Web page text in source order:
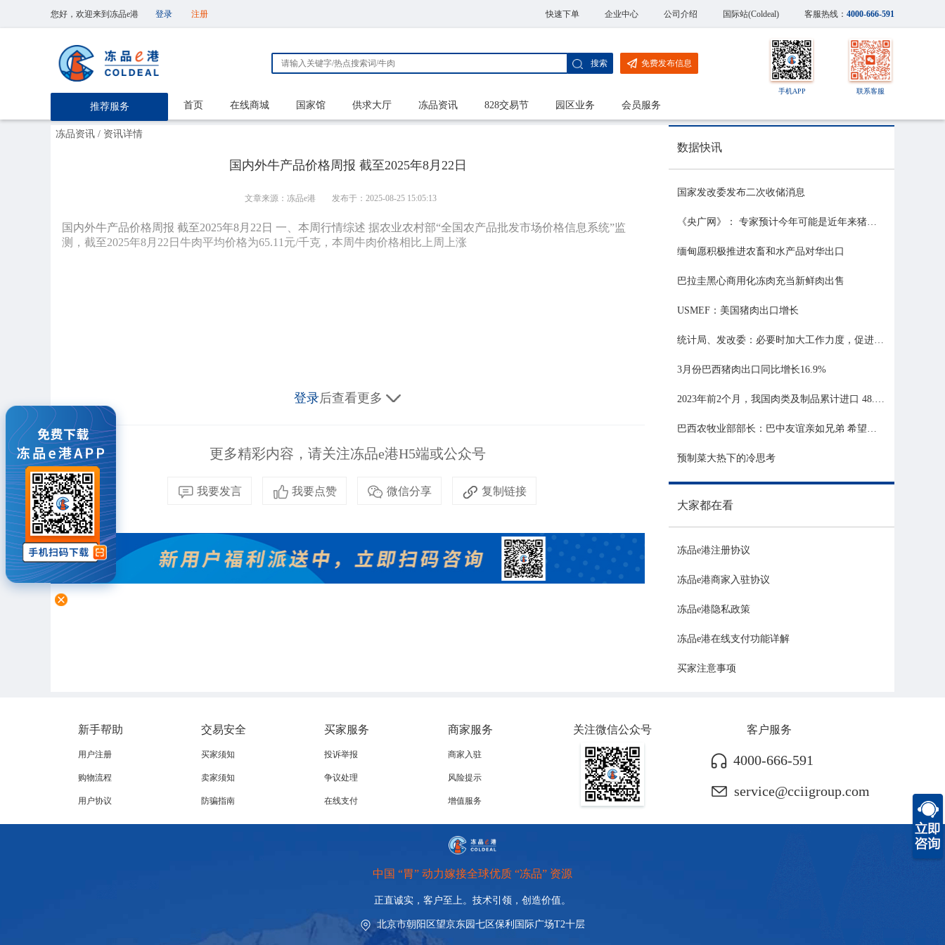
您好，欢迎来到冻品e港 登录 注册 快速下单 企业中心 公司介绍 国际站(Coldeal) 客服热线： 4000-666-591
推荐服务
搜索 免费发布信息
手机APP 联系客服
首页 在线商城 国家馆 供求大厅 冻品资讯 828交易节 园区业务 会员服务
冻品资讯 / 资讯详情
国内外牛产品价格周报 截至2025年8月22日
文章来源：冻品e港 发布于：2025-08-25 15:05:13
国内外牛产品价格周报 截至2025年8月22日 一、本周行情综述 据农业农村部“全国农产品批发市场价格信息系统”监
测，截至2025年8月22日牛肉平均价格为65.11元/千克，本周牛肉价格相比上周上涨
登录后查看更多
更多精彩内容，请关注冻品e港H5端或公众号
我要发言 我要点赞 微信分享 复制链接
数据快讯
国家发改委发布二次收储消息
《央广网》： 专家预计今年可能是近年来猪价最稳的一年
缅甸愿积极推进农畜和水产品对华出口
巴拉圭黑心商用化冻肉充当新鲜肉出售
USMEF：美国猪肉出口增长
统计局、发改委：必要时加大工作力度，促进生猪市场平稳运行
3月份巴西猪肉出口同比增长16.9%
2023年前2个月，我国肉类及制品累计进口 48.06 亿美元，同比增长 21.81%
巴西农牧业部部长：巴中友谊亲如兄弟 希望与中国深化农业合作
预制菜大热下的冷思考
大家都在看
冻品e港注册协议
冻品e港商家入驻协议
冻品e港隐私政策
冻品e港在线支付功能详解
买家注意事项
新手帮助
用户注册
购物流程
用户协议
交易安全
买家须知
卖家须知
防骗指南
买家服务
投诉举报
争议处理
在线支付
商家服务
商家入驻
风险提示
增值服务
关注微信公众号 客户服务
4000-666-591
service@cciigroup.com
中国 “胃” 动力嫁接全球优质 “冻品” 资源
正直诚实，客户至上。技术引领， 创造价值。
北京市朝阳区望京东园七区保利国际广场T2十层